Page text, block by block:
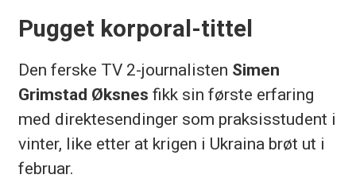
Pugget korporal-tittel
Den ferske TV 2-journalisten Simen
Grimstad Øksnes fikk sin første erfaring
med direktesendinger som praksisstudent i
vinter, like etter at krigen i Ukraina brøt ut i
februar.